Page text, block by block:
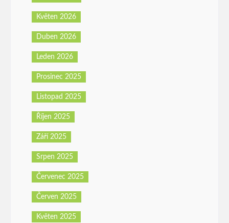
Květen 2026
Duben 2026
Leden 2026
Prosinec 2025
Listopad 2025
Říjen 2025
Září 2025
Srpen 2025
Červenec 2025
Červen 2025
Květen 2025